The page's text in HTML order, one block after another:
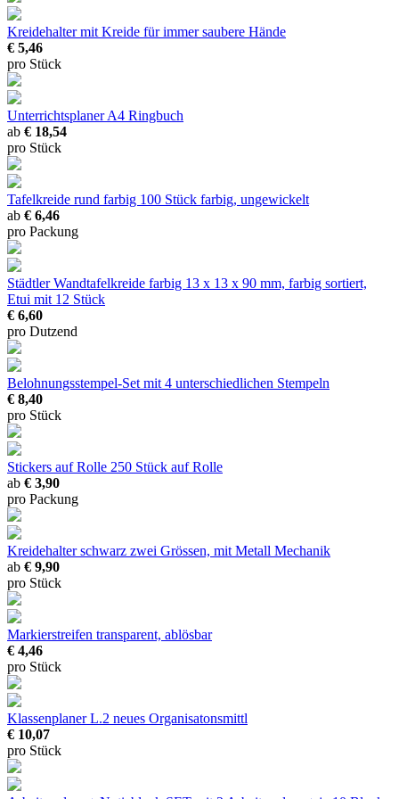
Kreidehalter mit Kreide für immer saubere Hände
€ 5,46
pro Stück
Unterrichtsplaner A4 Ringbuch
ab € 18,54
pro Stück
Tafelkreide rund farbig 100 Stück farbig, ungewickelt
ab € 6,46
pro Packung
Städtler Wandtafelkreide farbig 13 x 13 x 90 mm, farbig sortiert,
Etui mit 12 Stück
€ 6,60
pro Dutzend
Belohnungsstempel-Set mit 4 unterschiedlichen Stempeln
€ 8,40
pro Stück
Stickers auf Rolle 250 Stück auf Rolle
ab € 3,90
pro Packung
Kreidehalter schwarz zwei Grössen, mit Metall Mechanik
ab € 9,90
pro Stück
Markierstreifen transparent, ablösbar
€ 4,46
pro Stück
Klassenplaner L.2 neues Organisatonsmittl
€ 10,07
pro Stück